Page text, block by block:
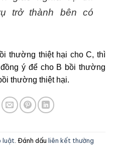
trở thành bên có
thường thiệt hại cho C, thì
ý để cho B bồi thường
thường thiệt hại.
luật . Đánh dấu liên kết thường